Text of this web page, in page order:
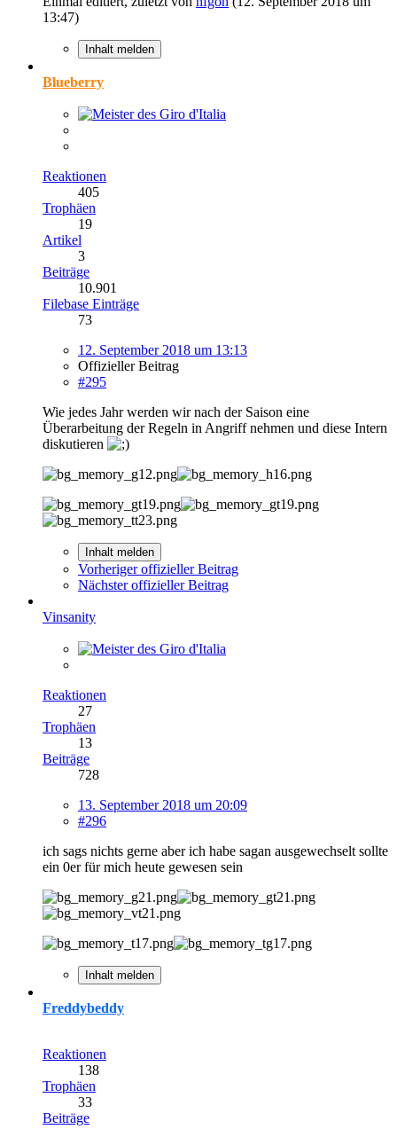
13:47)
Inhalt melden
Blueberry
Reaktionen
405
Trophäen
19
Artikel
3
Beiträge
10.901
Filebase Einträge
73
12. September 2018 um 13:13
Offizieller Beitrag
#295
Wie jedes Jahr werden wir nach der Saison eine
Überarbeitung der Regeln in Angriff nehmen und diese Intern
diskutieren
Inhalt melden
Vorheriger offizieller Beitrag
Nächster offizieller Beitrag
Vinsanity
Reaktionen
27
Trophäen
13
Beiträge
728
13. September 2018 um 20:09
#296
ich sags nichts gerne aber ich habe sagan ausgewechselt sollte
ein 0er für mich heute gewesen sein
Inhalt melden
Freddybeddy
Reaktionen
138
Trophäen
33
Beiträge